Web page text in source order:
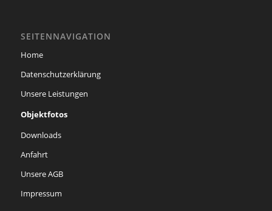
SEITENNAVIGATION
Home
Datenschutzerklärung
Unsere Leistungen
Objektfotos
Downloads
Anfahrt
Unsere AGB
Impressum